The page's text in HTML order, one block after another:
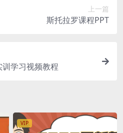
上一篇
斯托拉罗课程PPT
学习视频教程
VIP